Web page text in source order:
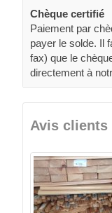
Chèque certifié
Paiement par
payer le solde. Il
fax) que le
directement à
Avis clients